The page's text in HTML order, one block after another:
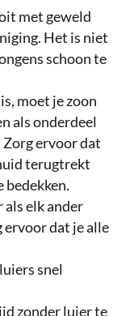
met geweld
Het is niet
schoon te
moet je zoon
als onderdeel
ervoor dat
terugtrekt
bedekken.
als elk ander
ervoor dat je alle
snel
zonder luier te